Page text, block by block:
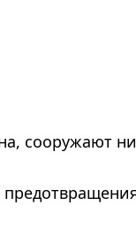
сооружают